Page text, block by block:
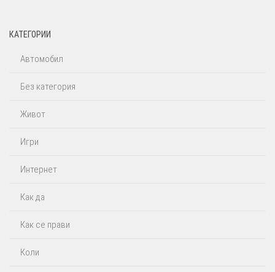
КАТЕГОРИИ
Автомобил
Без категория
Живот
Игри
Интернет
Как да
Как се прави
Коли